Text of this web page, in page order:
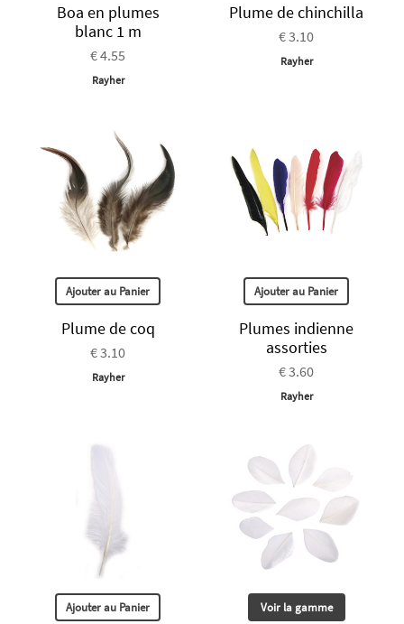
Boa en plumes
blanc 1 m
€ 4.55
Rayher
Plume de chinchilla
€ 3.10
Rayher
Ajouter au Panier
Plume de coq
€ 3.10
Rayher
Ajouter au Panier
Plumes indienne
assorties
€ 3.60
Rayher
Ajouter au Panier Voir la gamme